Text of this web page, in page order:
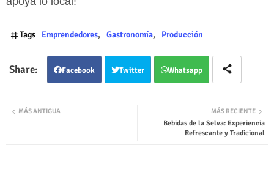
Tags Emprendedores Gastronomía Producción
Facebook Twitter Whatsapp
MÁS RECIENTE
Bebidas de la Selva: Experiencia
Refrescante y Tradicional
MÁS ANTIGUA